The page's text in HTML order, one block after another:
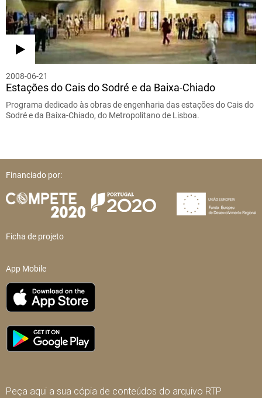
2008-06-21
Estações do Cais do Sodré e da Baixa-Chiado
Programa dedicado às obras de engenharia das estações do Cais do
Sodré e da Baixa-Chiado, do Metropolitano de Lisboa.
Financiado por:
Ficha de projeto
App Mobile
Peça aqui a sua cópia de conteúdos do arquivo RTP